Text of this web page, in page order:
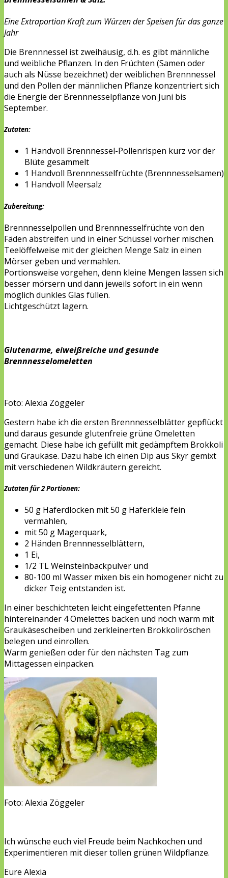
Eine Extraportion Kraft zum Würzen der Speisen für das ganze
Jahr
Die Brennnessel ist zweihäusig, d.h. es gibt männliche
und weibliche Pflanzen. In den Früchten (Samen oder
auch als Nüsse bezeichnet) der weiblichen Brennnessel
und den Pollen der männlichen Pflanze konzentriert sich
die Energie der Brennnesselpflanze von Juni bis
September.
Zutaten:
1 Handvoll Brennnessel-Pollenrispen kurz vor der
Blüte gesammelt
1 Handvoll Brennnesselfrüchte (Brennnesselsamen)
1 Handvoll Meersalz
Zubereitung:
Brennnesselpollen und Brennnesselfrüchte von den
Fäden abstreifen und in einer Schüssel vorher mischen.
Teelöffelweise mit der gleichen Menge Salz in einen
Mörser geben und vermahlen.
Portionsweise vorgehen, denn kleine Mengen lassen sich
besser mörsern und dann jeweils sofort in ein wenn
möglich dunkles Glas füllen.
Lichtgeschützt lagern.
Glutenarme, eiweißreiche und gesunde
Brennnesselomeletten
Foto: Alexia Zöggeler
Gestern habe ich die ersten Brennnesselblätter gepflückt
und daraus gesunde glutenfreie grüne Omeletten
gemacht. Diese habe ich gefüllt mit gedämpftem Brokkoli
und Graukäse. Dazu habe ich einen Dip aus Skyr gemixt
mit verschiedenen Wildkräutern gereicht.
Zutaten für 2 Portionen:
50 g Haferdlocken mit 50 g Haferkleie fein
vermahlen,
mit 50 g Magerquark,
2 Händen Brennnesselblättern,
1 Ei,
1/2 TL Weinsteinbackpulver und
80-100 ml Wasser mixen bis ein homogener nicht zu
dicker Teig entstanden ist.
In einer beschichteten leicht eingefettenten Pfanne
hintereinander 4 Omelettes backen und noch warm mit
Graukäsescheiben und zerkleinerten Brokkoliröschen
belegen und einrollen.
Warm genießen oder für den nächsten Tag zum
Mittagessen einpacken.
Foto: Alexia Zöggeler
Ich wünsche euch viel Freude beim Nachkochen und
Experimentieren mit dieser tollen grünen Wildpflanze.
Eure Alexia